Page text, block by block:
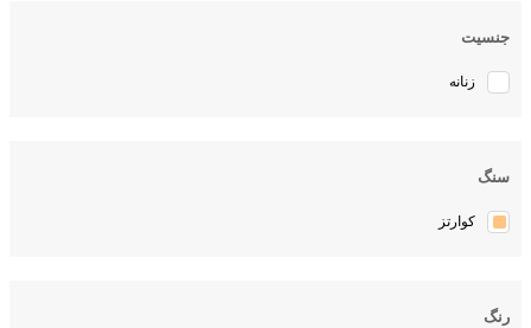
جنسیت
زنانه
سنگ
کوارتز
رنگ